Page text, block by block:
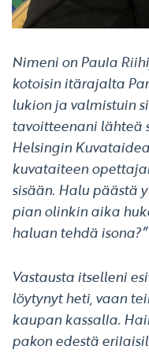
Nimeni on Paula
kotoisin itärajalta
lukion ja valmistuin
tavoitteenani lähteä
Helsingin
kuvataiteen
sisään. Halu päästä
pian olinkin aika
haluan tehdä isona?”
Vastausta itselleni
löytynyt heti, vaan
kaupan kassalla.
pakon edestä